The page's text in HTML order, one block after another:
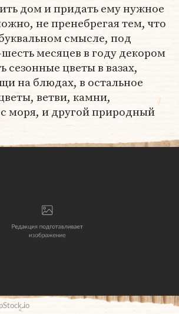
дом и придать ему нужное
не пренебрегая тем, что
смысле, под
месяцев в году декором
сезонные цветы в вазах,
на блюдах, в остальное
ветви, камни,
моря, и другой природный